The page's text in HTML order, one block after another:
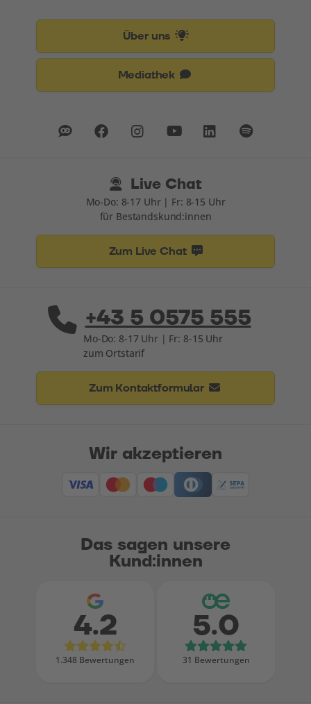
Über uns
Mediathek
Live Chat
Mo-Do: 8-17 Uhr | Fr: 8-15 Uhr
für Bestandskund:innen
Zum Live Chat
+43 5 0575 555
Mo-Do: 8-17 Uhr | Fr: 8-15 Uhr
zum Ortstarif
Zum Kontaktformular
Das sagen unsere
Kund:innen
Bewertungen bei Google
4.2
1.348 Bewertungen
5.0
31 Bewertungen
Wir akzeptieren